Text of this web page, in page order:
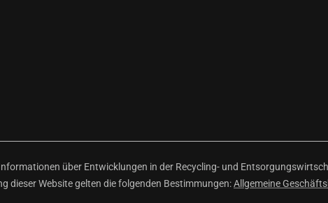
über Entwicklungen in der Recycling- und
dieser Website gelten die folgenden Bestimmungen:Allgemeine